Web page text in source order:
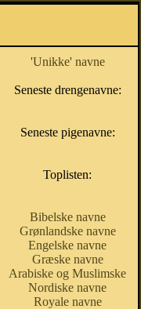
'Unikke' navne
Seneste drengenavne:
Seneste pigenavne:
Toplisten:
Bibelske navne
Grønlandske navne
Engelske navne
Græske navne
Arabiske og Muslimske
Nordiske navne
Royale navne